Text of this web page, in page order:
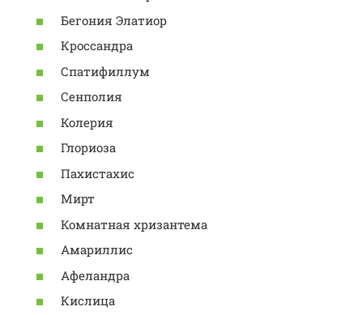
Бегония Элатиор
Кроссандра
Спатифиллум
Сенполия
Колерия
Глориоза
Пахистахис
Мирт
Комнатная хризантема
Амариллис
Афеландра
Кислица